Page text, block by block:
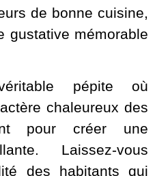
de bonne cuisine,
gustative mémorable
pépite où
chaleureux des
pour créer une
Laissez-vous
des habitants qui